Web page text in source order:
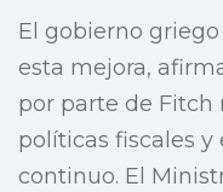
El gobierno
esta mejora,
por parte de Fitch
políticas fiscales
continuo. El